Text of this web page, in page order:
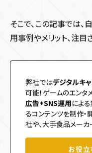
人気投票・ランキング
アクション・リズム RPG
集客チャネル
Twitter Instagram
リアルイベント
CSS VR メタバース
ブロックチェーン NFT
コーポレートサイト 採用
メディアサイト ECサイト
周年・CSRサイト
Webサイト制作
イベント効果測定
会社情報
そこで、この記事では
用事例やメリット、注
弊社ではデジタルキ
可能！ゲームのエンタ
広告+SNS運用による
るコンテンツを制作・
社や、大手食品メー
お役立